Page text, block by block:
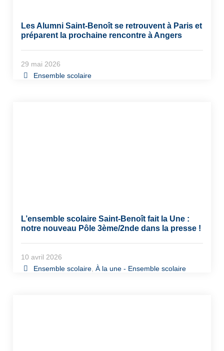
Les Alumni Saint-Benoît se retrouvent à Paris et
préparent la prochaine rencontre à Angers
29 mai 2026
Ensemble scolaire
L’ensemble scolaire Saint-Benoît fait la Une :
notre nouveau Pôle 3ème/2nde dans la presse !
10 avril 2026
Ensemble scolaire À la une - Ensemble scolaire